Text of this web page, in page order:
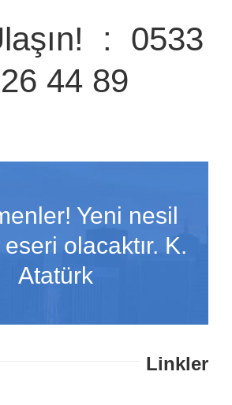
: 0533
44 89
Yeni nesil
olacaktır. K.
Atatürk
Linkler